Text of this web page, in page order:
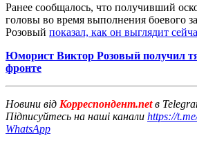
Ранее сообщалось, что получивший
головы во время выполнения боевого
Розовый показал, как он выглядит
Юморист Виктор Розовый получил
фронте
Новини від Корреспондент.netв
Підписуйтесь на наші канали https://
WhatsApp